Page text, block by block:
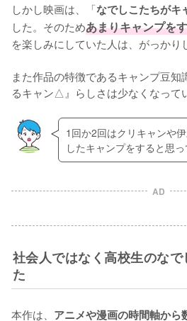
しかし映画は、「なでしこたちがキ
した。そのためあまりキャンプを
を楽しみにしていた人は、がっかり
また作品の特徴であるキャンプ豆
るキャン△』らしさは少なくなって
1回か2回はクリキャンや
したキャンプをすると思
AD
社会人ではなく高校生のな
た
本作は、 アニメや漫画の時間軸から